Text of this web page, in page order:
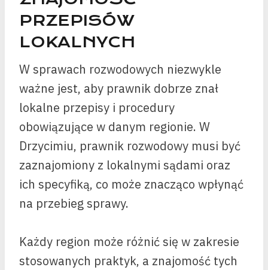
PRZEPISÓW
LOKALNYCH
W sprawach rozwodowych niezwykle
ważne jest, aby prawnik dobrze znał
lokalne przepisy i procedury
obowiązujące w danym regionie. W
Drzycimiu, prawnik rozwodowy musi być
zaznajomiony z lokalnymi sądami oraz
ich specyfiką, co może znacząco wpłynąć
na przebieg sprawy.
Każdy region może różnić się w zakresie
stosowanych praktyk, a znajomość tych